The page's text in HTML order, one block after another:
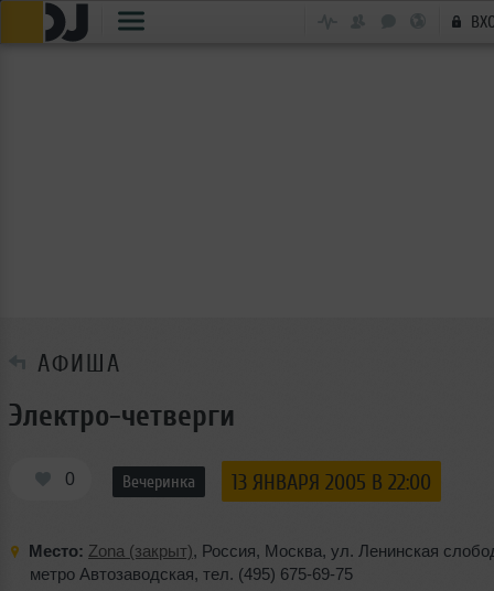
АФИША
Электро-четверги
0 Вечеринка 13 ЯНВАРЯ 2005 В 22:00
Место: Zona (закрыт), Россия, Москва, ул. Ленинская
метро Автозаводская, тел. (495) 675-69-75